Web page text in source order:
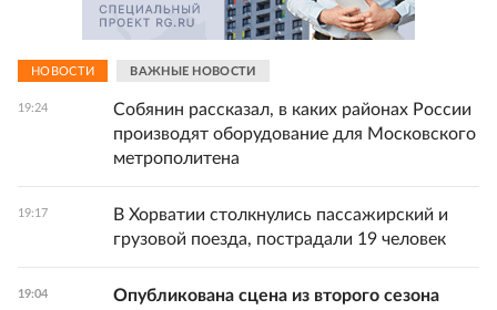
НОВОСТИ ВАЖНЫЕ НОВОСТИ
19:24
Собянин рассказал, в каких районах России
производят оборудование для Московского
метрополитена
19:17
В Хорватии столкнулись пассажирский и
грузовой поезда, пострадали 19 человек
19:04
Опубликована сцена из второго сезона